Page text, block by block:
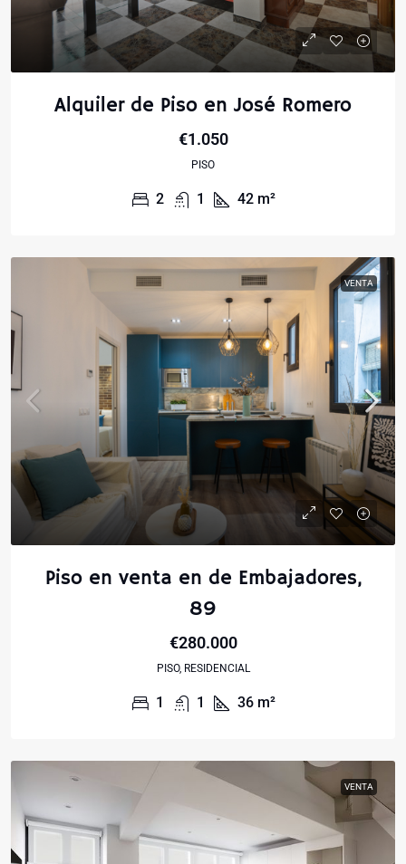
Alquiler de Piso en José Romero
€1.050
PISO
2 1 42 m²
VENTA
Piso en venta en de Embajadores,
89
€280.000
PISO, RESIDENCIAL
1 1 36 m²
VENTA